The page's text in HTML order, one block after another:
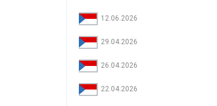
12.06.2026
29.04.2026
26.04.2026
22.04.2026